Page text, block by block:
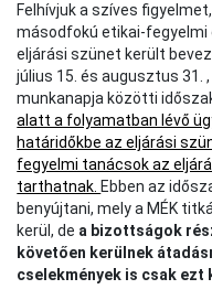
Felhívjuk a szíves
másodfokú etikai-fegyelmi
eljárási szünet került
július 15. és augusztus 31.
munkanapja közötti
alatt a folyamatban lévő
határidőkbe az eljárási
fegyelmi tanácsok az
tarthatnak. Ebben az
benyújtani, mely a MÉK
kerül, de a bizottságok
követően kerülnek
cselekmények is csak ezt